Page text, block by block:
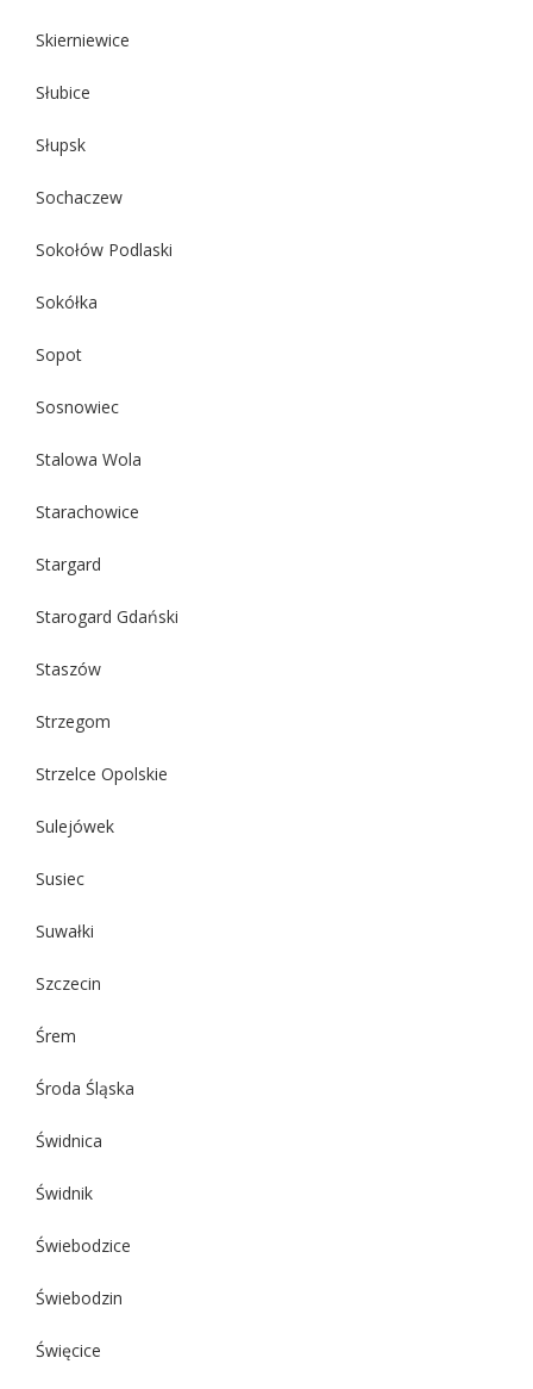
Skierniewice
Słubice
Słupsk
Sochaczew
Sokołów Podlaski
Sokółka
Sopot
Sosnowiec
Stalowa Wola
Starachowice
Stargard
Starogard Gdański
Staszów
Strzegom
Strzelce Opolskie
Sulejówek
Susiec
Suwałki
Szczecin
Śrem
Środa Śląska
Świdnica
Świdnik
Świebodzice
Świebodzin
Święcice